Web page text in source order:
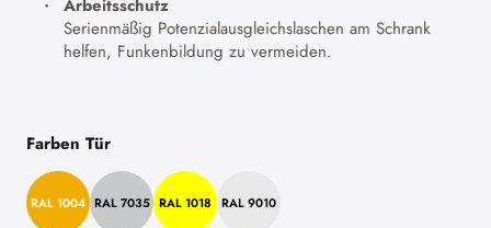
Arbeitsschutz
Serienmäßig Potenzialausgleichslaschen am Schrank
helfen, Funkenbildung zu vermeiden.
Farben Tür
RAL 1004 RAL 7035 RAL 1018 RAL 9010